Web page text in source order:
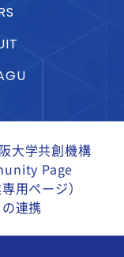
大学共創機構
Page
用ページ）
連携